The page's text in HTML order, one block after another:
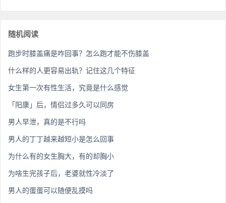
随机阅读
跑步时膝盖痛是咋回事？怎么跑才能不伤膝盖
什么样的人更容易出轨？记住这几个特征
女生第一次有性生活，究竟是什么感觉
「阳康」后，情侣过多久可以同房
男人早泄，真的是不行吗
男人的丁丁越来越短小是怎么回事
为什么有的女生胸大，有的却胸小
为啥生完孩子后，老婆就性冷淡了
男人的蛋蛋可以随便乱摸吗